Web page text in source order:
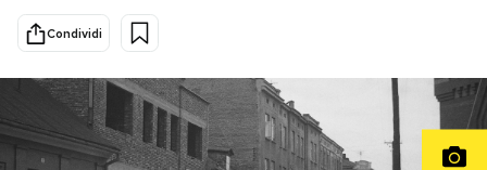
Scienza
Cultura
Economia
Sport
Altrecose
Mondiali calcio 2026
Condividi